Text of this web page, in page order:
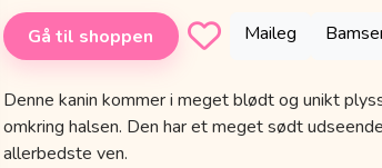
Gå til shoppen Maileg
Denne kanin kommer i meget blødt og unikt
omkring halsen. Den har et meget sødt
allerbedste ven.